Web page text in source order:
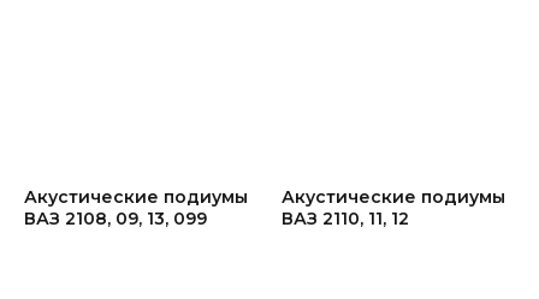
Акустические подиумы
ВАЗ 2108, 09, 13, 099
Акустические подиумы
ВАЗ 2110, 11, 12